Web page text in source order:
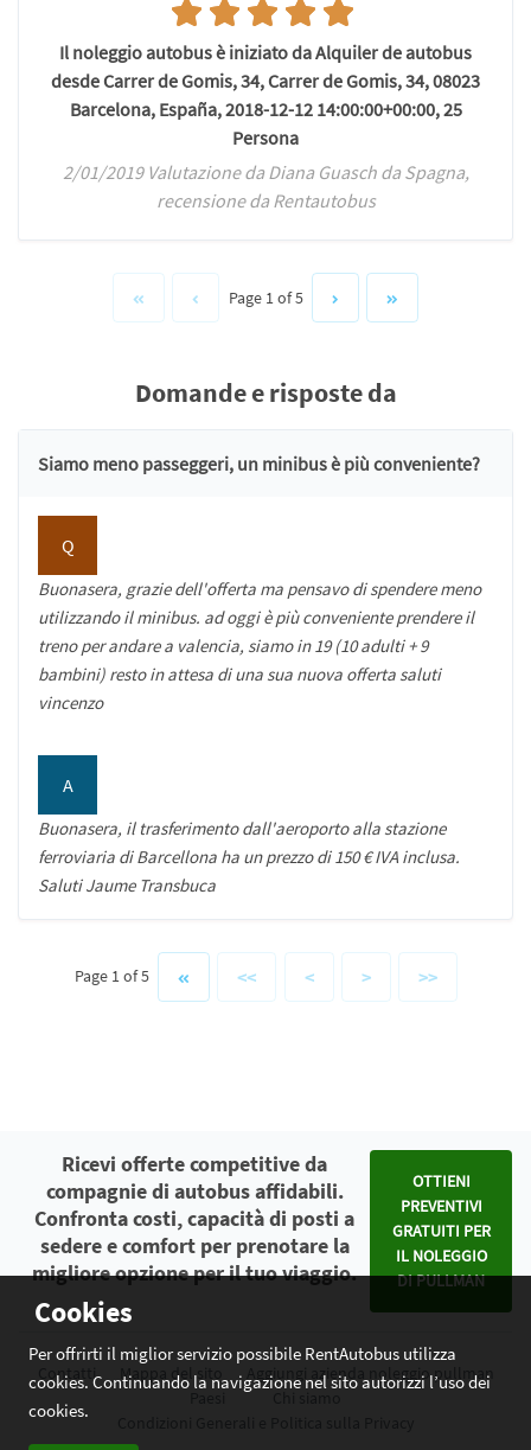
Il noleggio autobus è iniziato da Alquiler de autobus
desde Carrer de Gomis, 34, Carrer de Gomis, 34, 08023
Barcelona, España, 2018-12-12 14:00:00+00:00, 25
Persona
2/01/2019 Valutazione da Diana Guasch da Spagna,
recensione da Rentautobus
Page 1 of 5
Domande e risposte da
Siamo meno passeggeri, un minibus è più conveniente?
Q
Buonasera, grazie dell'offerta ma pensavo di spendere meno
utilizzando il minibus. ad oggi è più conveniente prendere il
treno per andare a valencia, siamo in 19 (10 adulti + 9
bambini) resto in attesa di una sua nuova offerta saluti
vincenzo
A
Buonasera, il trasferimento dall'aeroporto alla stazione
ferroviaria di Barcellona ha un prezzo di 150 € IVA inclusa.
Saluti Jaume Transbuca
Page 1 of 5 << < > >>
Cookies
Per offrirti il miglior servizio possibile RentAutobus utilizza
cookies. Continuando la navigazione nel sito autorizzi l’uso dei
cookies.
Ricevi offerte competitive da
compagnie di autobus affidabili.
Confronta costi, capacità di posti a
sedere e comfort per prenotare la
migliore opzione per il tuo viaggio.
OTTIENI
PREVENTIVI
GRATUITI PER
IL NOLEGGIO
DI PULLMAN
Contatti Mappa del sito
Aggiungi azienda noleggio pullman